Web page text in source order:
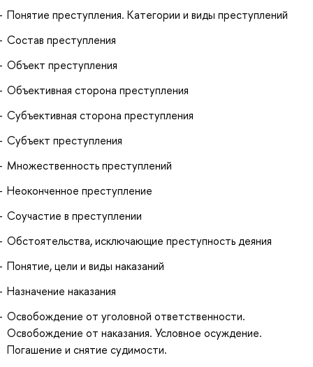
Понятие преступления. Категории и виды преступлений
Состав преступления
Объект преступления
Объективная сторона преступления
Субъективная сторона преступления
Субъект преступления
Множественность преступлений
Неоконченное преступление
Соучастие в преступлении
Обстоятельства, исключающие преступность деяния
Понятие, цели и виды наказаний
Назначение наказания
Освобождение от уголовной ответственности.
Освобождение от наказания. Условное осуждение.
Погашение и снятие судимости.